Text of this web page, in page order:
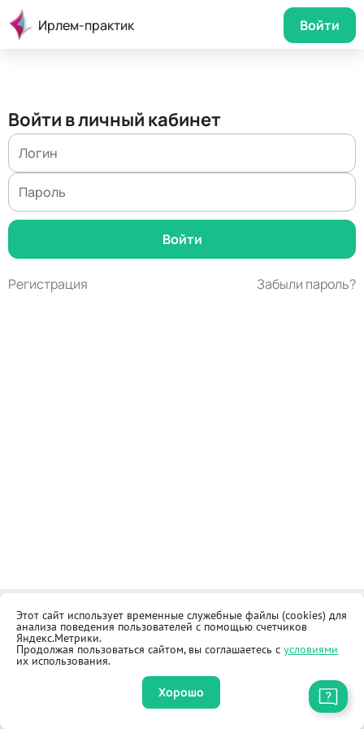
Ирлем-практик Войти
Войти в личный кабинет
Регистрация Забыли пароль?
Контакты
Как купить
Общественная приёмная
Реквизиты
Оферта
Правила продажи товаров
Этот сайт использует временные служебные файлы (cookies) для
анализа поведения пользователей с помощью счетчиков
Яндекс.Метрики.
Продолжая пользоваться сайтом, вы соглашаетесь с условиями
их использования.
Хорошо